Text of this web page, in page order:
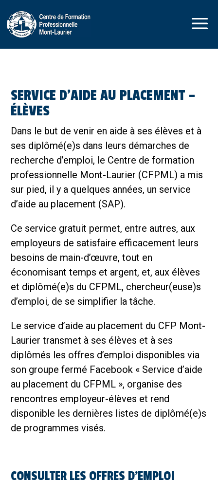
SERVICE D’AIDE AU PLACEMENT –
ÉLÈVES
Dans le but de venir en aide à ses élèves et à
ses diplômé(e)s dans leurs démarches de
recherche d’emploi, le Centre de formation
professionnelle Mont-Laurier (CFPML) a mis
sur pied, il y a quelques années, un service
d’aide au placement (SAP).
Ce service gratuit permet, entre autres, aux
employeurs de satisfaire efficacement leurs
besoins de main-d’œuvre, tout en
économisant temps et argent, et, aux élèves
et diplômé(e)s du CFPML, chercheur(euse)s
d’emploi, de se simplifier la tâche.
Le service d’aide au placement du CFP Mont-
Laurier transmet à ses élèves et à ses
diplômés les offres d’emploi disponibles via
son groupe fermé Facebook « Service d’aide
au placement du CFPML », organise des
rencontres employeur-élèves et rend
disponible les dernières listes de diplômé(e)s
de programmes visés.
CONSULTER LES OFFRES D’EMPLOI